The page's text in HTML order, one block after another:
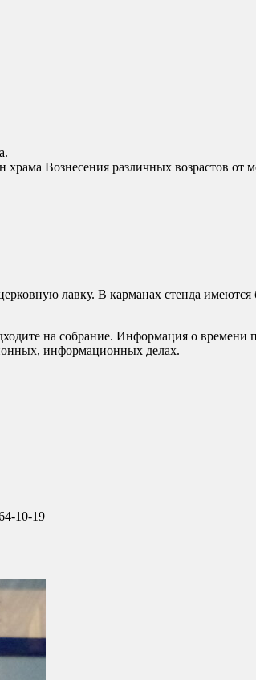
Вознесения различных возрастов от
лавку. В карманах стенда
на собрание. Информация о времени
информационных делах.
10-19